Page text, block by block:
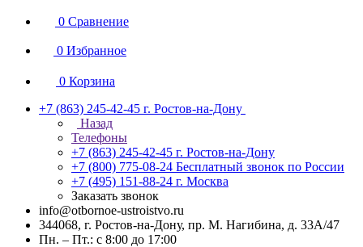
0 Сравнение
0 Избранное
0 Корзина
+7 (863) 245-42-45 г. Ростов-на-Дону
Назад
Телефоны
+7 (863) 245-42-45 г. Ростов-на-Дону
+7 (800) 775-08-24 Бесплатный звонок по России
+7 (495) 151-88-24 г. Москва
Заказать звонок
info@otbornoe-ustroistvo.ru
344068, г. Ростов-на-Дону, пр. М. Нагибина, д. 33А/47
Пн. – Пт.: с 8:00 до 17:00